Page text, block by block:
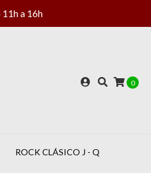
a 16h
0
ROCK CLÁSICO J - Q